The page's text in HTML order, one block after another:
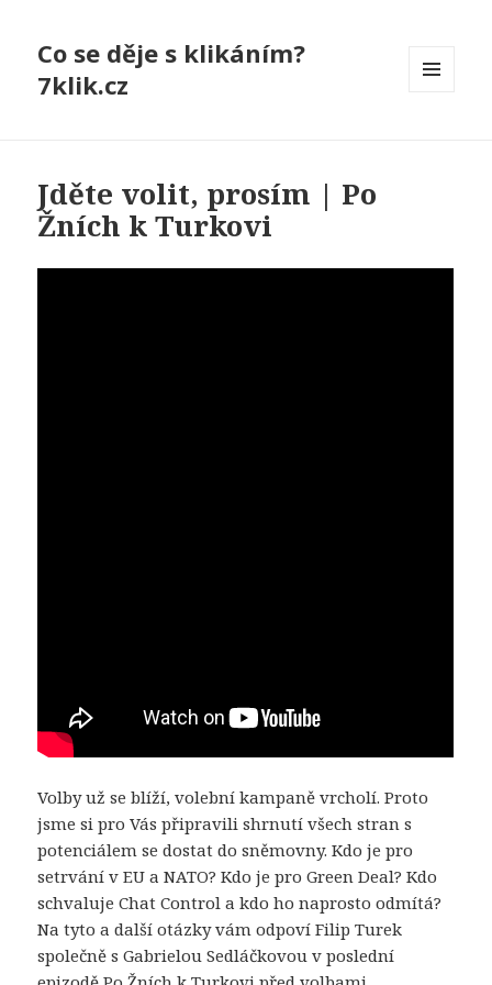
Co se děje s klikáním?
7klik.cz
Jděte volit, prosím | Po
Žních k Turkovi
Volby už se blíží, volební kampaně vrcholí. Proto
jsme si pro Vás připravili shrnutí všech stran s
potenciálem se dostat do sněmovny. Kdo je pro
setrvání v EU a NATO? Kdo je pro Green Deal? Kdo
schvaluje Chat Control a kdo ho naprosto odmítá?
Na tyto a další otázky vám odpoví Filip Turek
společně s Gabrielou Sedláčkovou v poslední